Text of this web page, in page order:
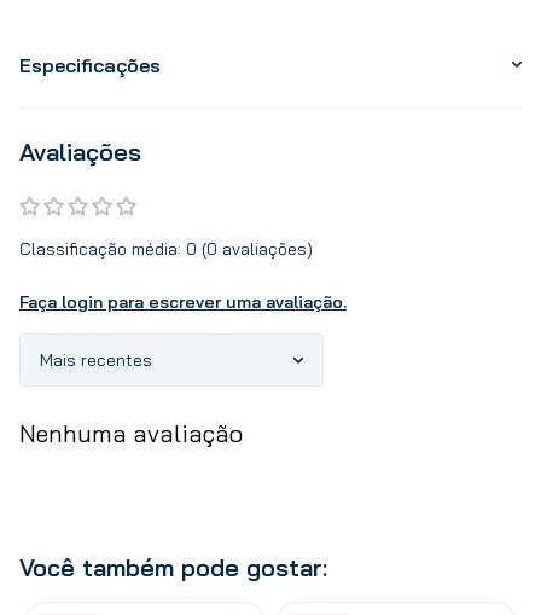
Especificações
Avaliações
Classificação média: 0 (0 avaliações)
Faça login para escrever uma avaliação.
Mais recentes
Nenhuma avaliação
Você também pode gostar: